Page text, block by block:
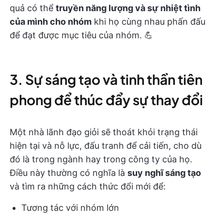
quả có thể truyền năng lượng và sự nhiệt tình
của mình cho nhóm khi họ cùng nhau phấn đấu
để đạt được mục tiêu của nhóm. 💪
3. Sự sáng tạo và tinh thần tiên
phong để thúc đẩy sự thay đổi
Một nhà lãnh đạo giỏi sẽ thoát khỏi trạng thái
hiện tại và nỗ lực, đấu tranh để cải tiến, cho dù
đó là trong ngành hay trong công ty của họ.
Điều này thường có nghĩa là suy nghĩ sáng tạo
và tìm ra những cách thức đổi mới để:
Tương tác với nhóm lớn